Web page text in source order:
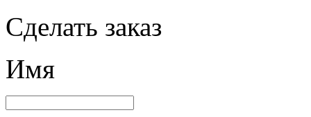
Сделать заказ
Имя